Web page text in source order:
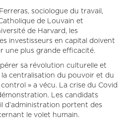
sociologue du travail,
de Louvain et
de Harvard, les
investisseurs en capital doivent
une plus grande efficacité.
sa révolution culturelle et
la centralisation du pouvoir et du
» a vécu. La crise du Covid
Les candidats
d’administration portent des
le volet humain.